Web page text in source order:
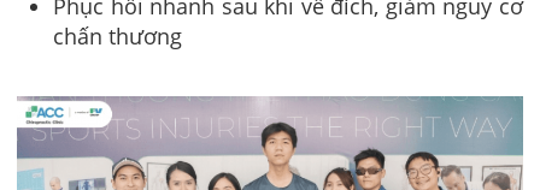
Phục hồi nhanh sau khi về đích, giảm nguy cơ
chấn thương